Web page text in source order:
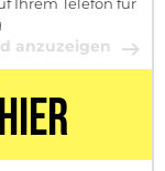
anzuzeigen